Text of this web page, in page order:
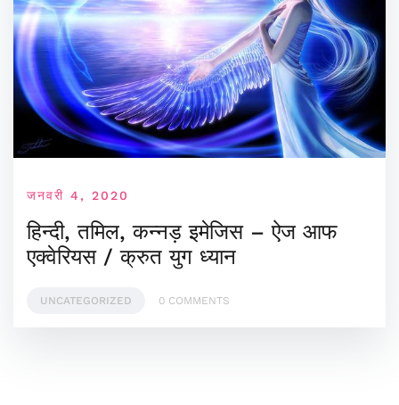
जनवरी 4, 2020
हिन्दी, तमिल, कन्नड़ इमेजिस – ऐज आफ
एक्वेरियस / क्रुत युग ध्यान
UNCATEGORIZED 0 COMMENTS